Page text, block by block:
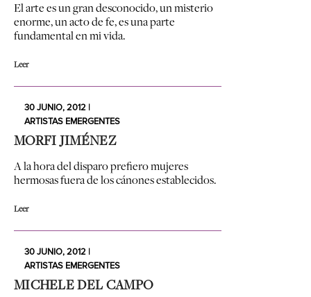
El arte es un gran desconocido, un misterio
enorme, un acto de fe, es una parte
fundamental en mi vida.
Leer
30 JUNIO, 2012 |
ARTISTAS EMERGENTES
MORFI JIMÉNEZ
A la hora del disparo prefiero mujeres
hermosas fuera de los cánones establecidos.
Leer
30 JUNIO, 2012 |
ARTISTAS EMERGENTES
MICHELE DEL CAMPO